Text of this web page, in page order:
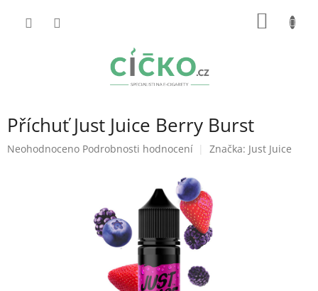
Příchuť Just Juice Berry Burst
Průměrné
Neohodnoceno Podrobnosti hodnocení Značka: Just Juice